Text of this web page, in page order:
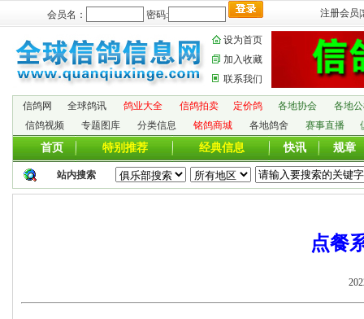
会员名： 密码: 注册会员
设为首页
加入收藏
联系我们
信鸽网 全球鸽讯 鸽业大全 信鸽拍卖 定价鸽 各地协会
各地
信鸽视频
专题图库 分类信息 铭鸽商城 各地鸽舍 赛事直播
首页 特别推荐 经典信息 快讯 规章
站内搜索
点餐